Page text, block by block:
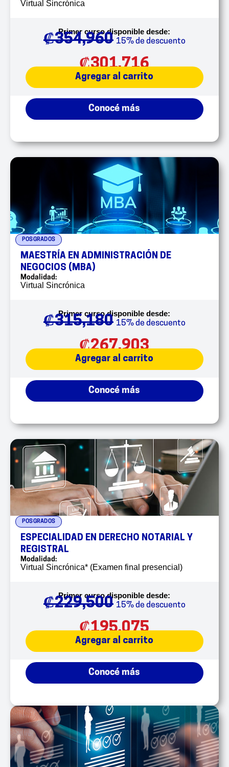
Virtual Sincrónica
Primer curso disponible desde:
₡354,960 15% de descuento
₡301,716
Agregar al carrito
Conocé más
POSGRADOS
MAESTRÍA EN ADMINISTRACIÓN DE
NEGOCIOS (MBA)
Modalidad:
Virtual Sincrónica
Primer curso disponible desde:
₡315,180 15% de descuento
₡267,903
Agregar al carrito
Conocé más
POSGRADOS
ESPECIALIDAD EN DERECHO NOTARIAL Y
REGISTRAL
Modalidad:
Virtual Sincrónica* (Examen final presencial)
Primer curso disponible desde:
₡229,500 15% de descuento
₡195,075
Agregar al carrito
Conocé más